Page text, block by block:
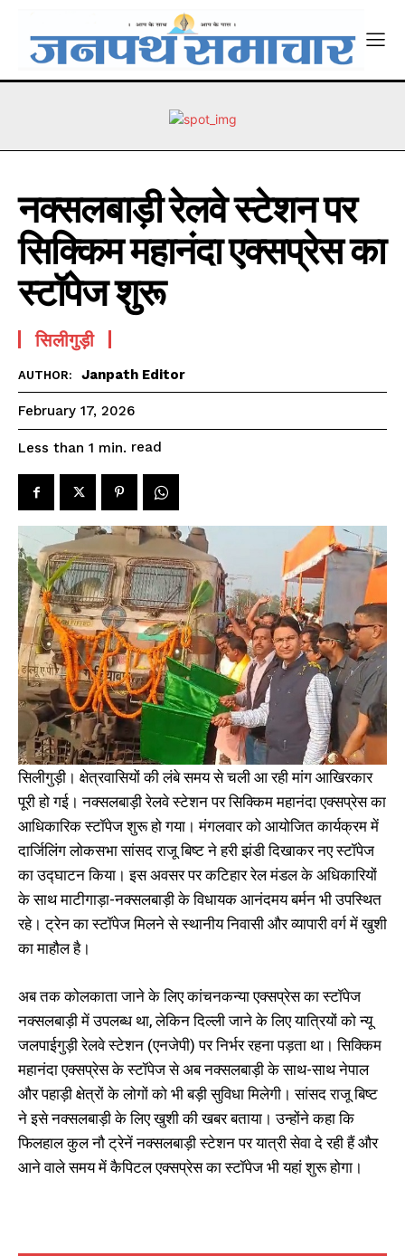
नक्सलबाड़ी रेलवे स्टेशन पर
सिक्किम महानंदा एक्सप्रेस का
स्टॉपेज शुरू
सिलीगुड़ी
AUTHOR: Janpath Editor
February 17, 2026
Less than 1 min. read
सिलीगुड़ी। क्षेत्रवासियों की लंबे समय से चली आ रही मांग आखिरकार
पूरी हो गई। नक्सलबाड़ी रेलवे स्टेशन पर सिक्किम महानंदा एक्सप्रेस का
आधिकारिक स्टॉपेज शुरू हो गया। मंगलवार को आयोजित कार्यक्रम में
दार्जिलिंग लोकसभा सांसद राजू बिष्ट ने हरी झंडी दिखाकर नए स्टॉपेज
का उद्घाटन किया। इस अवसर पर कटिहार रेल मंडल के अधिकारियों
के साथ माटीगाड़ा-नक्सलबाड़ी के विधायक आनंदमय बर्मन भी उपस्थित
रहे। ट्रेन का स्टॉपेज मिलने से स्थानीय निवासी और व्यापारी वर्ग में खुशी
का माहौल है।
अब तक कोलकाता जाने के लिए कांचनकन्या एक्सप्रेस का स्टॉपेज
नक्सलबाड़ी में उपलब्ध था, लेकिन दिल्ली जाने के लिए यात्रियों को न्यू
जलपाईगुड़ी रेलवे स्टेशन (एनजेपी) पर निर्भर रहना पड़ता था। सिक्किम
महानंदा एक्सप्रेस के स्टॉपेज से अब नक्सलबाड़ी के साथ-साथ नेपाल
और पहाड़ी क्षेत्रों के लोगों को भी बड़ी सुविधा मिलेगी। सांसद राजू बिष्ट
ने इसे नक्सलबाड़ी के लिए खुशी की खबर बताया। उन्होंने कहा कि
फिलहाल कुल नौ ट्रेनें नक्सलबाड़ी स्टेशन पर यात्री सेवा दे रही हैं और
आने वाले समय में कैपिटल एक्सप्रेस का स्टॉपेज भी यहां शुरू होगा।